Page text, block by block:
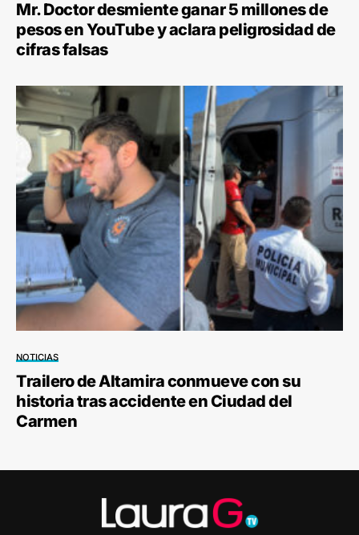
Mr. Doctor desmiente ganar 5 millones de
pesos en YouTube y aclara peligrosidad de
cifras falsas
NOTICIAS
Trailero de Altamira conmueve con su
historia tras accidente en Ciudad del
Carmen